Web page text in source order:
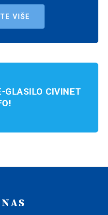
VIŠE
GLASILO CIVINET